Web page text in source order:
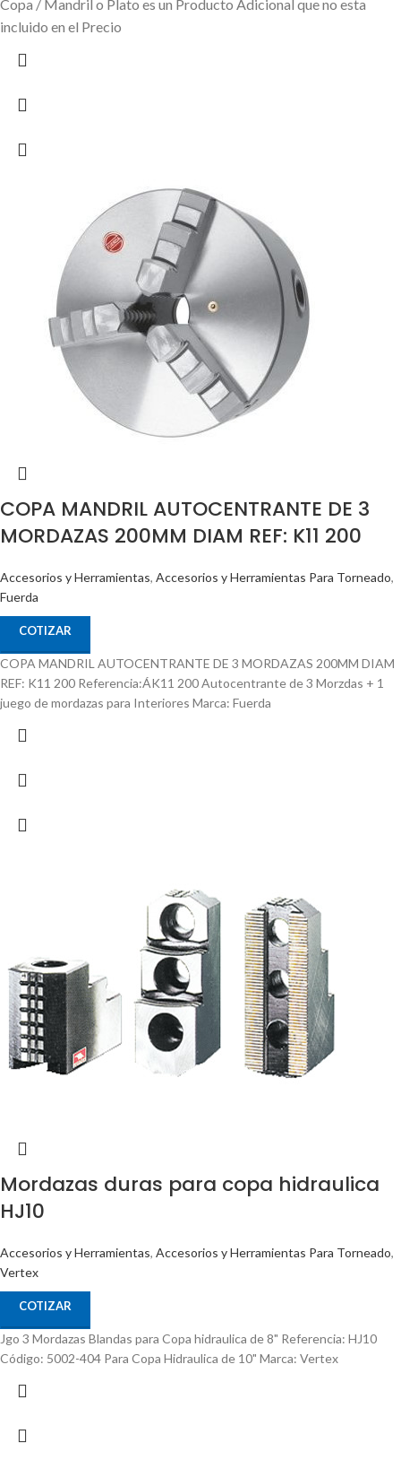
Copa / Mandril o Plato es un Producto Adicional que no esta
incluido en el Precio
COPA MANDRIL AUTOCENTRANTE DE 3
MORDAZAS 200MM DIAM REF: K11 200
Accesorios y Herramientas, Accesorios y Herramientas Para Torneado,
Fuerda
COTIZAR
COPA MANDRIL AUTOCENTRANTE DE 3 MORDAZAS 200MM DIAM
REF: K11 200 Referencia:ÁK11 200 Autocentrante de 3 Morzdas + 1
juego de mordazas para Interiores Marca: Fuerda
Mordazas duras para copa hidraulica
HJ10
Accesorios y Herramientas, Accesorios y Herramientas Para Torneado,
Vertex
COTIZAR
Jgo 3 Mordazas Blandas para Copa hidraulica de 8" Referencia: HJ10
Código: 5002-404 Para Copa Hidraulica de 10" Marca: Vertex